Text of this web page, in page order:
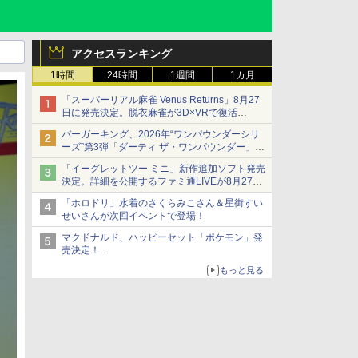
アクセスランキング
1時間 24時間 1週間 1カ月
「スーパーリアル麻雀 Venus Returns」8月27
日に発売決定。脱衣麻雀が3D×VRで復活
発売から2週間は20%オフになるセールが実施
バーガーキング、2026年“ワンパウンダーシリ
ーズ”第3弾「ダーティ ザ・ワンパウンダー」を
8月7日発売
「特製ガーリックマヨソース」を使用した超大
型チーズバーガー
「イーグレットツー ミニ」新作追加ソフト発売
決定。詳細を公開するファミ通LIVEが8月27日
20時から配信
シリーズ累計100タイトルへ
「ホロドリ」水着のさくらみこさん＆星街すい
せいさんが次回イベントで登場！
マクドナルド、ハッピーセット「ポケモン」発
売決定！
ポケモン30周年記念で30匹が大集合
もっと見る